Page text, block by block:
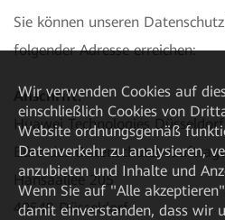
Sie können unseren
folgender Adresse erreichen:
Anschrift:
Huawei Technologies
Büro des
Hansaallee 205
40549 Düsseldorf
Wir verwenden Cookies auf
einschließlich Cookies von
Website ordnungsgemäß
Datenverkehr zu analysieren,
anzubieten und Inhalte und
Wenn Sie auf "Alle
damit einverstanden, dass wir